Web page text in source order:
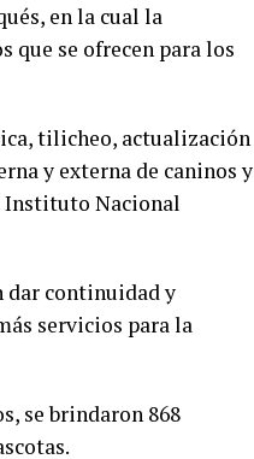
en la cual la
se ofrecen para los
tilicheo, actualización
y externa de caninos y
Instituto Nacional
dar continuidad y
servicios para la
se brindaron 868